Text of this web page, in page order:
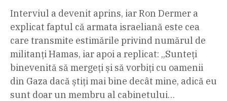
Interviul a devenit aprins, iar Ron Dermer a
explicat faptul că armata israeliană este cea
care transmite estimările privind numărul de
militanți Hamas, iar apoi a replicat: „Sunteți
binevenită să mergeți și să vorbiți cu oamenii
din Gaza dacă știți mai bine decât mine, adică eu
sunt doar un membru al cabinetului…